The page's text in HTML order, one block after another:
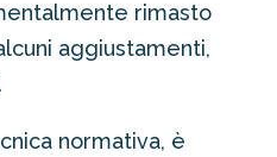
rimasto
aggiustamenti,
normativa, è